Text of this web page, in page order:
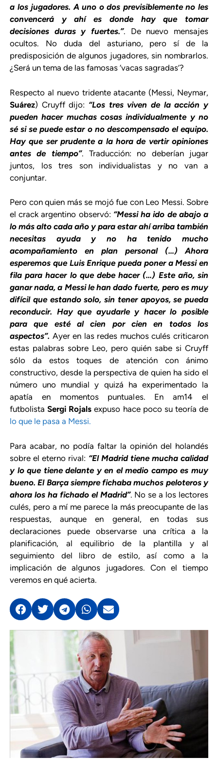
a los jugadores. A uno o dos previsiblemente no les
convencerá y ahí es donde hay que tomar
decisiones duras y fuertes.”. De nuevo mensajes
ocultos. No duda del asturiano, pero sí de la
predisposición de algunos jugadores, sin nombrarlos.
¿Será un tema de las famosas ‘vacas sagradas’?
Respecto al nuevo tridente atacante (Messi, Neymar,
Suárez) Cruyff dijo: “Los tres viven de la acción y
pueden hacer muchas cosas individualmente y no
sé si se puede estar o no descompensado el equipo.
Hay que ser prudente a la hora de vertir opiniones
antes de tiempo”. Traducción: no deberían jugar
juntos, los tres son individualistas y no van a
conjuntar.
Pero con quien más se mojó fue con Leo Messi. Sobre
el crack argentino observó: “Messi ha ido de abajo a
lo más alto cada año y para estar ahí arriba también
necesitas ayuda y no ha tenido mucho
acompañamiento en plan personal (…) Ahora
esperemos que Luis Enrique pueda poner a Messi en
fila para hacer lo que debe hacer (…) Este año, sin
ganar nada, a Messi le han dado fuerte, pero es muy
difícil que estando solo, sin tener apoyos, se pueda
reconducir. Hay que ayudarle y hacer lo posible
para que esté al cien por cien en todos los
aspectos”. Ayer en las redes muchos culés criticaron
estas palabras sobre Leo, pero quién sabe si Cruyff
sólo da estos toques de atención con ánimo
constructivo, desde la perspectiva de quien ha sido el
número uno mundial y quizá ha experimentado la
apatía en momentos puntuales. En am14 el
futbolistaSergi Rojals expuso hace poco su teoría de
lo que le pasa a Messi.
Para acabar, no podía faltar la opinión del holandés
sobre el eterno rival: “El Madrid tiene mucha calidad
y lo que tiene delante y en el medio campo es muy
bueno. El Barça siempre fichaba muchos peloteros y
ahora los ha fichado el Madrid”. No se a los lectores
culés, pero a mí me parece la más preocupante de las
respuestas, aunque en general, en todas sus
declaraciones puede observarse una crítica a la
planificación, al equilibrio de la plantilla y al
seguimiento del libro de estilo, así como a la
implicación de algunos jugadores. Con el tiempo
veremos en qué acierta.